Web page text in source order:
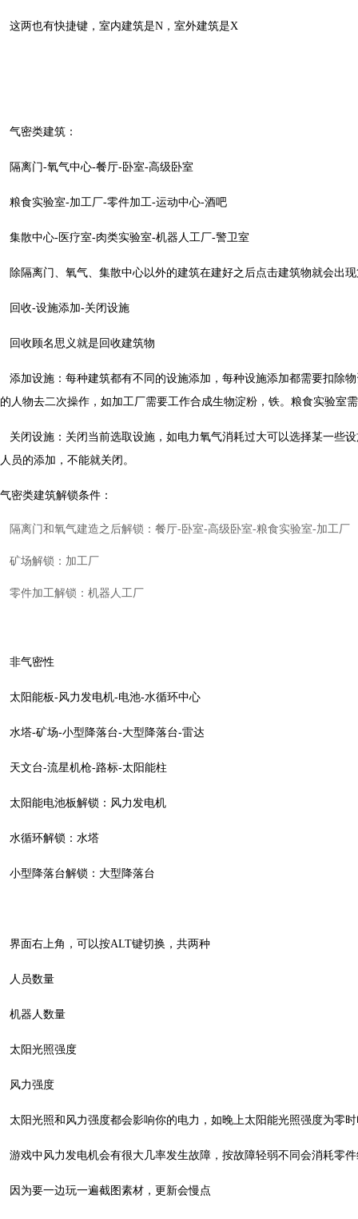
这两也有快捷键，室内建筑是N，室外建筑是X
气密类建筑：
隔离门-氧气中心-餐厅-卧室-高级卧室
粮食实验室-加工厂-零件加工-运动中心-酒吧
集散中心-医疗室-肉类实验室-机器人工厂-警卫室
除隔离门、氧气、集散中心以外的建筑在建好之后点击建筑物就会出
回收-设施添加-关闭设施
回收顾名思义就是回收建筑物
添加设施：每种建筑都有不同的设施添加，每种设施添加都需要扣除
的人物去二次操作，如加工厂需要工作合成生物淀粉，铁。粮食实验室
关闭设施：关闭当前选取设施，如电力氧气消耗过大可以选择某一些
人员的添加，不能就关闭。
气密类建筑解锁条件：
隔离门和氧气建造之后解锁：餐厅-卧室-高级卧室-粮食实验室-加工厂
矿场解锁：加工厂
零件加工解锁：机器人工厂
非气密性
太阳能板-风力发电机-电池-水循环中心
水塔-矿场-小型降落台-大型降落台-雷达
天文台-流星机枪-路标-太阳能柱
太阳能电池板解锁：风力发电机
水循环解锁：水塔
小型降落台解锁：大型降落台
界面右上角，可以按ALT键切换，共两种
人员数量
机器人数量
太阳光照强度
风力强度
太阳光照和风力强度都会影响你的电力，如晚上太阳能光照强度为零
游戏中风力发电机会有很大几率发生故障，按故障轻弱不同会消耗零
因为要一边玩一遍截图素材，更新会慢点